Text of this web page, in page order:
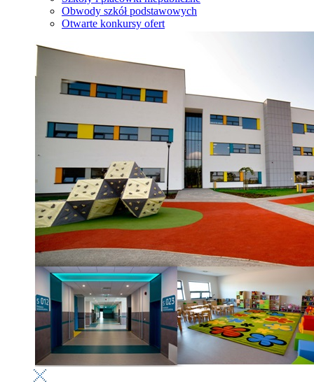
Obwody szkół podstawowych
Otwarte konkursy ofert